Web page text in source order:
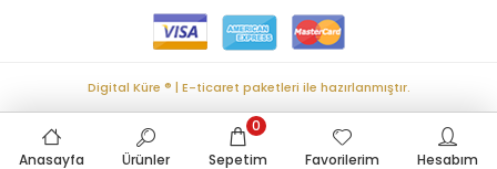
Anasayfa Ürünler Sepetim
0
Favorilerim
Hesabım
Digital Küre ® | E-ticaret paketleri ile hazırlanmıştır.